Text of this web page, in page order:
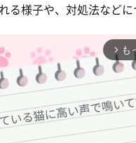
様子や、対処法などに
arrow_forward_ios も